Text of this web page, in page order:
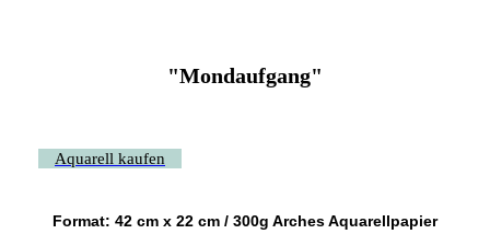
"Mondaufgang"
Aquarell kaufen
Format: 42 cm x 22 cm / 300g Arches Aquarellpapier